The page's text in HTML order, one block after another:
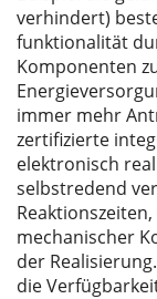
verhindert)
funktionalität
Komponenten
immer mehr
zertifizierte
elektronisch
selbstredend
mechanischer
der
die